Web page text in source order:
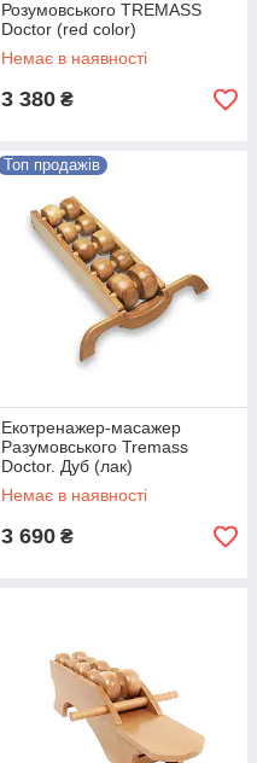
Розумовського TREMASS
Doctor (red color)
Немає в наявності
3 380 ₴
Топ продажів
Екотренажер-масажер
Разумовського Tremass
Doctor. Дуб (лак)
Немає в наявності
3 690 ₴